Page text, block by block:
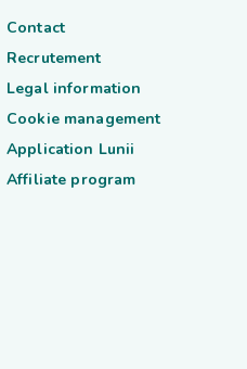
Contact
Recrutement
Legal information
Cookie management
Application Lunii
Affiliate program